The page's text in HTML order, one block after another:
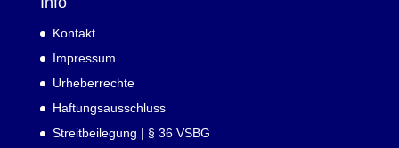
Kontakt
Impressum
Urheberrechte
Haftungsausschluss
Streitbeilegung | § 36 VSBG